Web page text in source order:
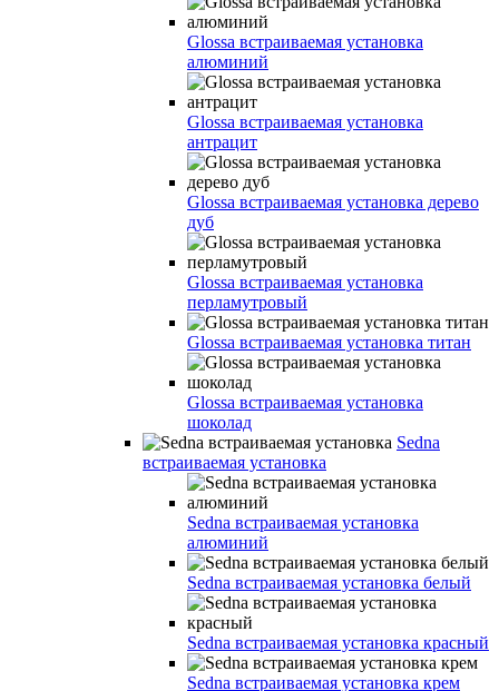
Glossa встраиваемая установка
алюминий
Glossa встраиваемая установка
антрацит
Glossa встраиваемая установка дерево
дуб
Glossa встраиваемая установка
перламутровый
Glossa встраиваемая установка титан
Glossa встраиваемая установка
шоколад
Sedna
встраиваемая установка
Sedna встраиваемая установка
алюминий
Sedna встраиваемая установка белый
Sedna встраиваемая установка красный
Sedna встраиваемая установка крем